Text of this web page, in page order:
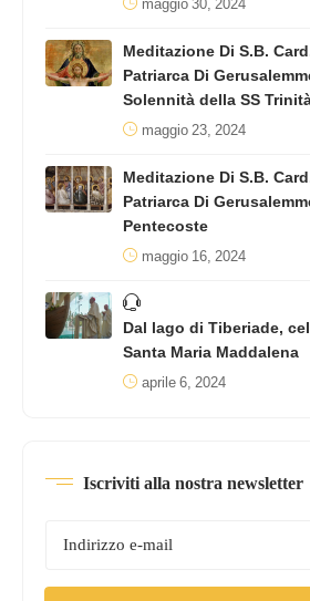
Meditazione Di S.B.
Patriarca Di
Solennità della SS
maggio 23, 2024
Meditazione Di S.B.
Patriarca Di
Pentecoste
maggio 16, 2024
Dal lago di Tiberiade,
Santa Maria Maddalena
aprile 6, 2024
Iscriviti alla nostra newsletter